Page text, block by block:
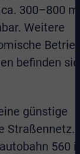
300–800 m
Weitere
befinden
günstige
Straßennetz.
560